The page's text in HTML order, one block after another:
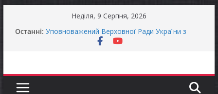
Неділя, 9 Серпня, 2026
Останні: Уповноважений Верховної Ради України з
прав людини проводить опитування щодо